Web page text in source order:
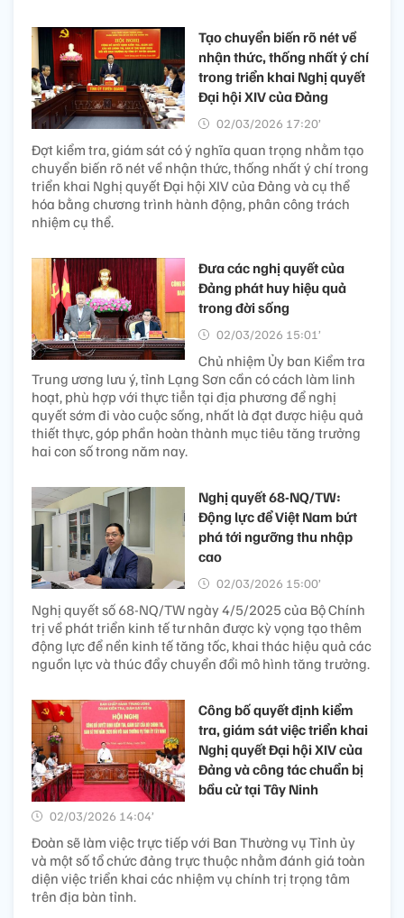
Tạo chuyển biến rõ nét về
nhận thức, thống nhất ý chí
trong triển khai Nghị quyết
Đại hội XIV của Đảng
02/03/2026 17:20’
Đợt kiểm tra, giám sát có ý nghĩa quan trọng nhằm tạo
chuyển biến rõ nét về nhận thức, thống nhất ý chí trong
triển khai Nghị quyết Đại hội XIV của Đảng và cụ thể
hóa bằng chương trình hành động, phân công trách
nhiệm cụ thể.
Đưa các nghị quyết của
Đảng phát huy hiệu quả
trong đời sống
02/03/2026 15:01’
Chủ nhiệm Ủy ban Kiểm tra
Trung ương lưu ý, tỉnh Lạng Sơn cần có cách làm linh
hoạt, phù hợp với thực tiễn tại địa phương để nghị
quyết sớm đi vào cuộc sống, nhất là đạt được hiệu quả
thiết thực, góp phần hoàn thành mục tiêu tăng trưởng
hai con số trong năm nay.
Nghị quyết 68-NQ/TW:
Động lực để Việt Nam bứt
phá tới ngưỡng thu nhập
cao
02/03/2026 15:00’
Nghị quyết số 68-NQ/TW ngày 4/5/2025 của Bộ Chính
trị về phát triển kinh tế tư nhân được kỳ vọng tạo thêm
động lực để nền kinh tế tăng tốc, khai thác hiệu quả các
nguồn lực và thúc đẩy chuyển đổi mô hình tăng trưởng.
Công bố quyết định kiểm
tra, giám sát việc triển khai
Nghị quyết Đại hội XIV của
Đảng và công tác chuẩn bị
bầu cử tại Tây Ninh
02/03/2026 14:04’
Đoàn sẽ làm việc trực tiếp với Ban Thường vụ Tỉnh ủy
và một số tổ chức đảng trực thuộc nhằm đánh giá toàn
diện việc triển khai các nhiệm vụ chính trị trọng tâm
trên địa bàn tỉnh.